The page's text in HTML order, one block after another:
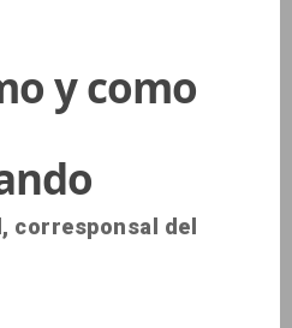
y como
corresponsal del